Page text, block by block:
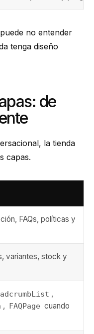
no entender
tenga diseño
de
la tienda
capas.
FAQs, políticas y
variantes, stock y
,
, FAQPage cuando